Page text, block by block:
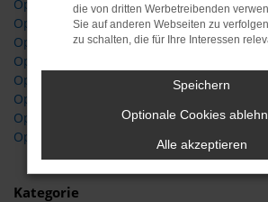
Opel Combo Brandenburg
Opel Corsa Brandenburg
Opel Insignia Brandenburg
Opel Mokka Brandenburg
Opel Vivaro Brandenburg
Opel Zafira Life Brandenburg
Opel Crossland Brandenburg
Opel Grandland Brandenburg
Kategorie
die von dritten Werbetreibenden
Sie auf anderen Webseiten zu
zu schalten, die für Ihre Interessen
Speichern
Optionale Cookies
Alle akzeptieren